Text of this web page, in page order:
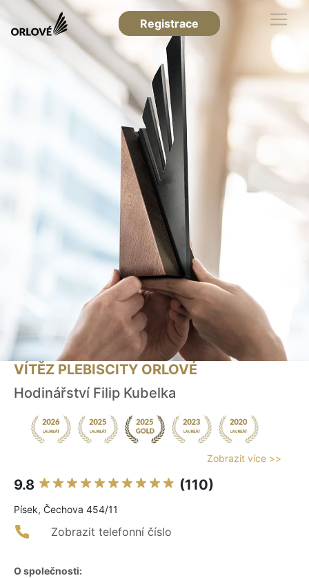
Registrace
VÍTĚZ PLEBISCITY ORLOVÉ
Hodinářství Filip Kubelka
Zobrazit více >>
9.8 (110)
Písek, Čechova 454/11
Zobrazit telefonní číslo
O společnosti: